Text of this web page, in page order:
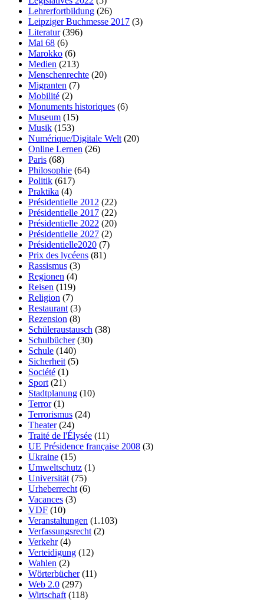
Lehrerfortbildung (26)
Leipziger Buchmesse 2017 (3)
Literatur(396)
Mai 68 (6)
Marokko (6)
Medien (213)
Menschenrechte (20)
Migranten (7)
Mobilité (2)
Monuments historiques (6)
Museum (15)
Musik (153)
Numérique/Digitale Welt (20)
Online Lernen (26)
Paris (68)
Philosophie (64)
Politik (617)
Praktika (4)
Présidentielle 2012 (22)
Présidentielle 2017 (22)
Présidentielle 2022 (20)
Présidentielle 2027 (2)
Présidentielle2020 (7)
Prix des lycéens (81)
Rassismus (3)
Regionen (4)
Reisen (119)
Religion (7)
Restaurant (3)
Rezension (8)
Schüleraustausch (38)
Schulbücher(30)
Schule (140)
Sicherheit (5)
Société (1)
Sport (21)
Stadtplanung (10)
Terror(1)
Terrorismus (24)
Theater(24)
Traité de l'Élysée (11)
UE Présidence française 2008 (3)
Ukraine (15)
Umweltschutz (1)
Universität (75)
Urheberrecht (6)
Vacances (3)
VDF (10)
Veranstaltungen (1.103)
Verfassungsrecht (2)
Verkehr(4)
Verteidigung (12)
Wahlen (2)
Wörterbücher(11)
Web 2.0 (297)
Wirtschaft (118)